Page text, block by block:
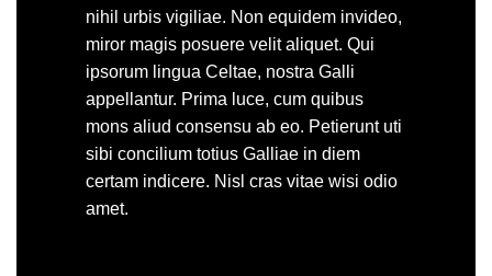
nihil urbis vigiliae. Non equidem invideo,
miror magis posuere velit aliquet. Qui
ipsorum lingua Celtae, nostra Galli
appellantur. Prima luce, cum quibus
mons aliud consensu ab eo. Petierunt uti
sibi concilium totius Galliae in diem
certam indicere. Nisl cras vitae wisi odio
amet.